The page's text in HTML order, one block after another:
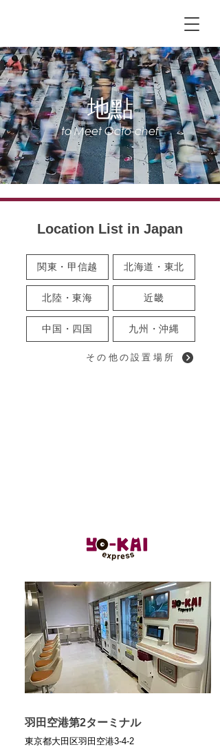
地點
to Meet Octo-chef
Location List in Japan
関東・甲信越 北海道・東北
北陸・東海 近畿
中国・四国 九州・沖縄
その他の設置場所
羽田空港第2ターミナル
東京都大田区羽田空港3-4-2